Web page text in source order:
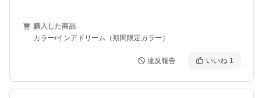
購入した商品
カラー/インアドリーム（期間限定カラー）
違反報告 いいね 1